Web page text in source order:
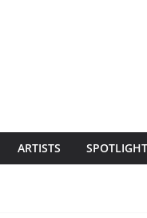
ARTISTS SPOTLIGHT